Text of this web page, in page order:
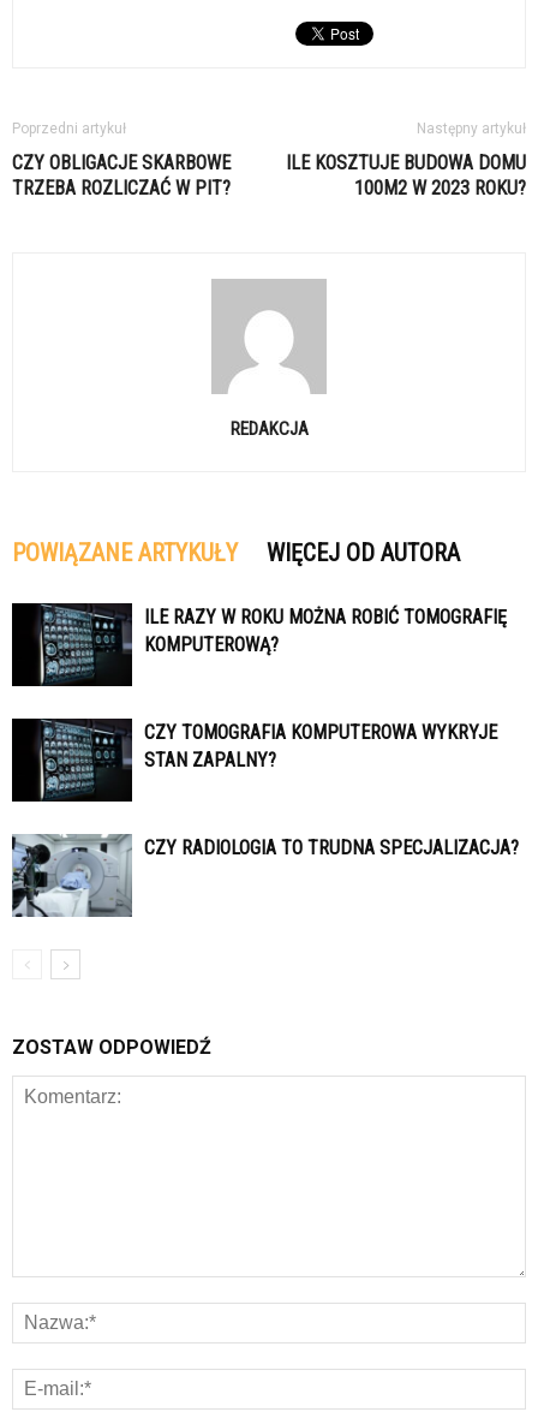
Poprzedni artykuł
CZY OBLIGACJE SKARBOWE
TRZEBA ROZLICZAĆ W PIT?
Następny artykuł
ILE KOSZTUJE BUDOWA DOMU
100M2 W 2023 ROKU?
REDAKCJA
POWIĄZANE ARTYKUŁY WIĘCEJ OD AUTORA
ILE RAZY W ROKU MOŻNA ROBIĆ TOMOGRAFIĘ
KOMPUTEROWĄ?
CZY TOMOGRAFIA KOMPUTEROWA WYKRYJE
STAN ZAPALNY?
CZY RADIOLOGIA TO TRUDNA SPECJALIZACJA?
ZOSTAW ODPOWIEDŹ